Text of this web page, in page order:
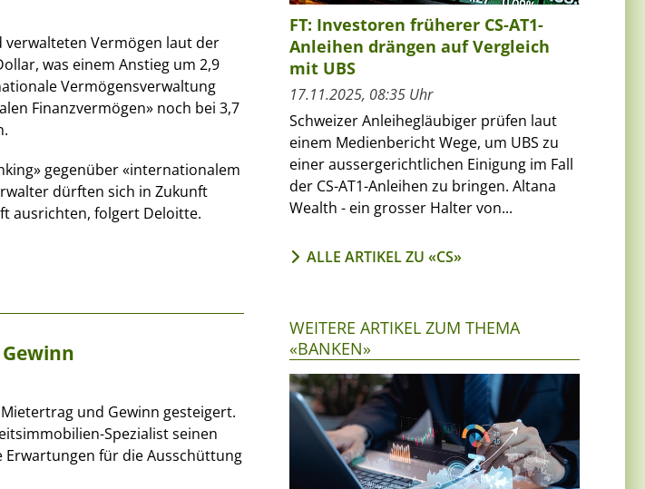
Vermögen laut der
was einem Anstieg um 2,9
Vermögensverwaltung
Finanzvermögen» noch bei 3,7
gegenüber «internationalem
dürften sich in Zukunft
ausrichten, folgert Deloitte.
und Gewinn gesteigert.
Spezialist seinen
für die Ausschüttung
FT: Investoren früherer CS-AT1-
Anleihen drängen auf Vergleich
mit UBS
17.11.2025, 08:35 Uhr
Schweizer Anleihegläubiger prüfen laut
einem Medienbericht Wege, um UBS zu
einer aussergerichtlichen Einigung im Fall
der CS-AT1-Anleihen zu bringen. Altana
Wealth - ein grosser Halter von...
ALLE ARTIKEL ZU «CS»
WEITERE ARTIKEL ZUM THEMA
«BANKEN»